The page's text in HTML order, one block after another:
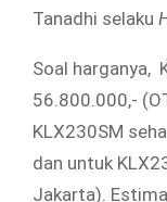
Tanadhi selaku
Soal harganya,
56.800.000,-
KLX230SM
dan untuk
Jakarta).